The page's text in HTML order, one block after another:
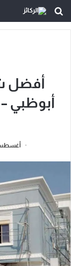
بحث
أفضل
أبوظبي –
أغسطس 25,